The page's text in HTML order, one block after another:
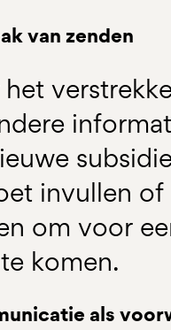
van zenden
invullen of
om voor
komen.
als